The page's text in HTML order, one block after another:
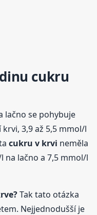
cukru
lačno se pohybuje
3,9 až 5,5 mmol/l
cukru v krvi neměla
na lačno a 7,5 mmol/l
Tak tato otázka
Nejjednodušší je